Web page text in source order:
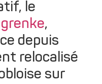
le
grenke,
depuis
relocalisé
sur